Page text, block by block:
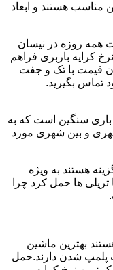
10 چرخ ها برای جابه جایی بار تا 15 تن مناسب هستند و ابعاد
همه روزه در نیسان
کرایه باربری فراهم
قیمت با تک و جفت
تماس بگیرید.
های باری سنگین است که به
و بین شهری مورد
22 تنی بهترین گزینه هستند به ویژه
تریلی ها حمل کرد چرا
بهترین ماشین
پلمپ شدن دارند.حمل